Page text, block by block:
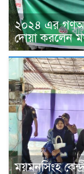
২০২৪ এর
দোয়া করলেন
ময়মনসিংহ